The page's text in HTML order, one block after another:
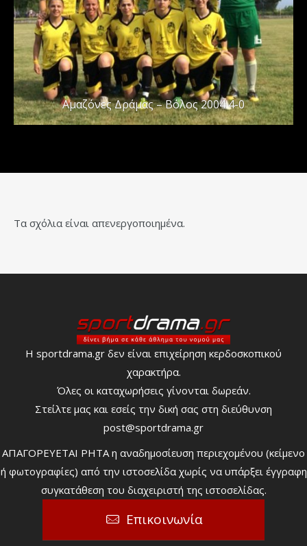
Αμαζόνες Δράμας – Βόλος 2004 4-0
Τα σχόλια είναι απενεργοποιημένα.
Η sportdrama.gr δεν είναι επιχείρηση κερδοσκοπικού
χαρακτήρα.
Όλες οι καταχωρήσεις γίνονται δωρεάν.
Στείλτε μας και εσείς την δική σας στη διεύθυνση
post@sportdrama.gr
ΑΠΑΓΟΡΕΥΕΤΑΙ ΡΗΤΑ η αναδημοσίευση περιεχομένου (κείμενο
ή φωτογραφίες) από την ιστοσελίδα χωρίς να υπάρξει έγγραφη
συγκατάθεση του διαχειριστή της ιστοσελίδας.
Επικοινωνία